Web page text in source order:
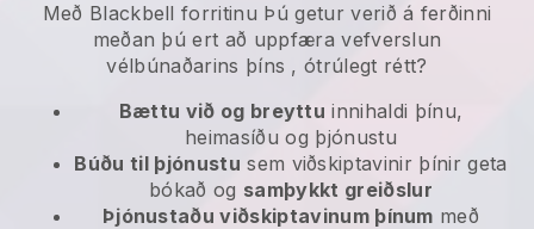
Með Blackbell forritinu Þú getur verið á ferðinni
meðan þú ert að uppfæra vefverslun
vélbúnaðarins þíns , ótrúlegt rétt?
Bættu við og breyttu innihaldi þínu,
heimasíðu og þjónustu
Búðu til þjónustu sem viðskiptavinir þínir geta
bókað og samþykkt greiðslur
Þjónustaðu viðskiptavinum þínum með